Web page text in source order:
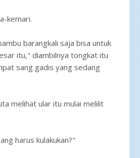
kemari.
barangkali saja bisa untuk
itu," diambilnya tongkat itu
sang gadis yang sedang
melihat ular itu mulai melilit
harus kulakukan?"